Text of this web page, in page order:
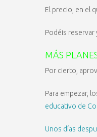
El precio, en el
Podéis reservar
MÁS
Por cierto,
Para empezar,
educativo de
Unos días